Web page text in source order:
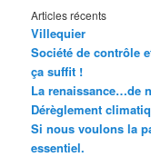
Articles récents
Villequier
Société de contrôle
ça suffit !
La renaissance…de
Dérèglement
Si nous voulons la
essentiel.